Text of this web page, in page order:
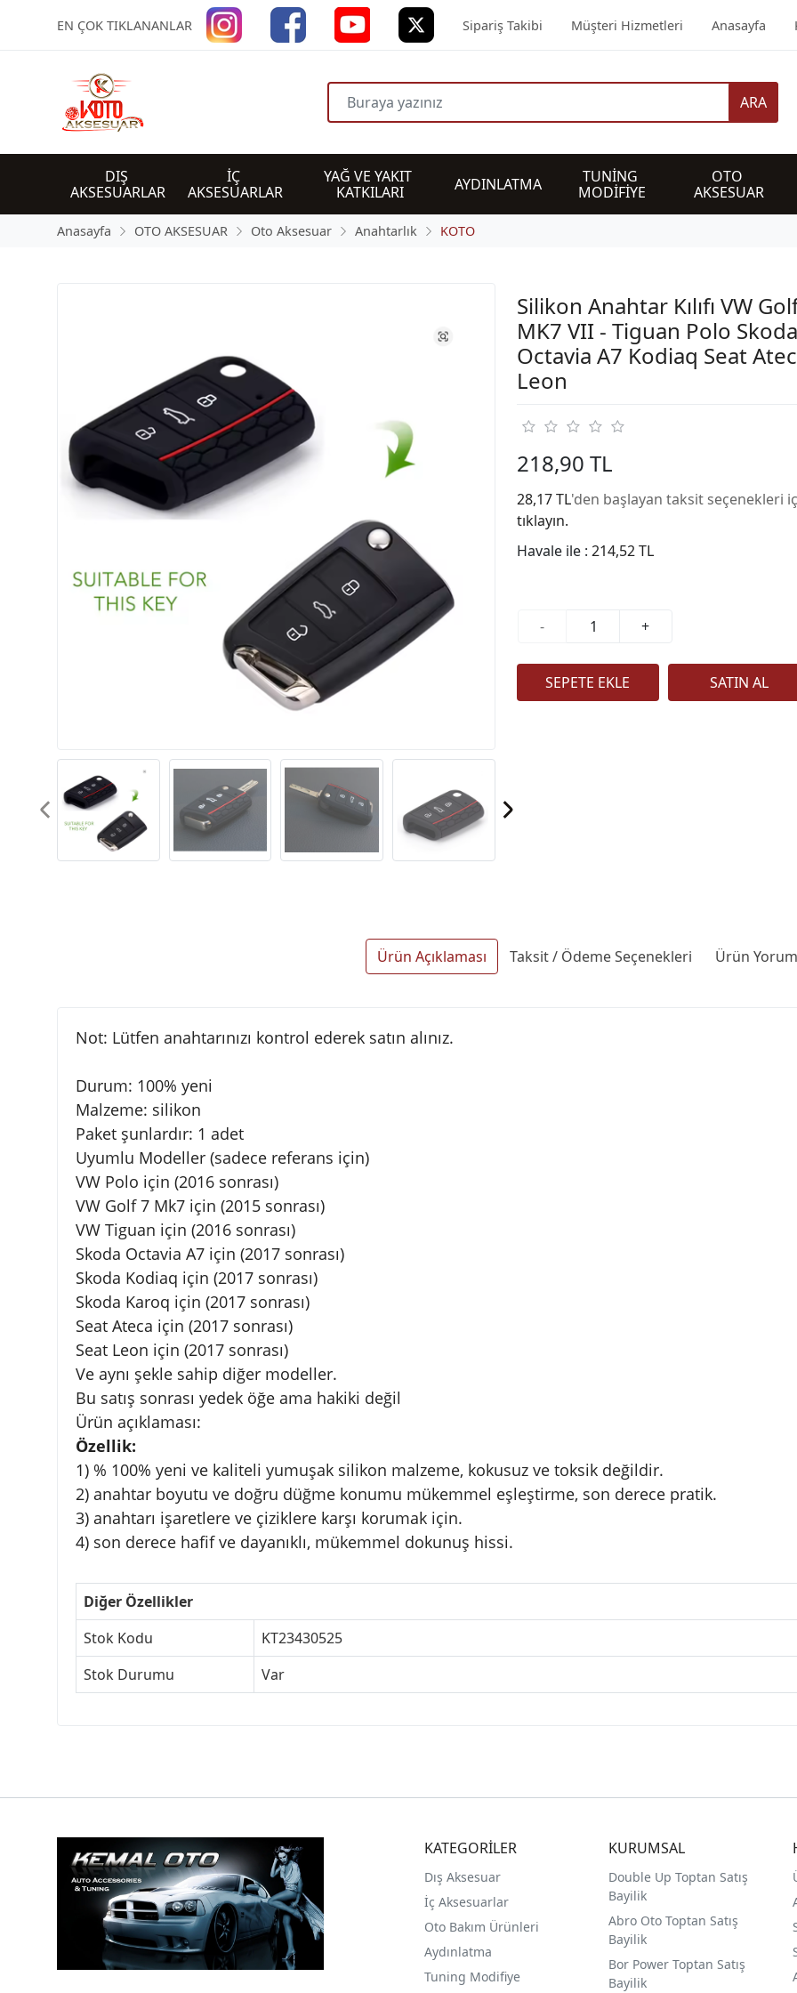
EN ÇOK TIKLANANLAR Sipariş Takibi Müşteri Hizmetleri Anasayfa
ARA
DIŞ
AKSESUARLAR
İÇ
AKSESUARLAR
YAĞ VE YAKIT
KATKILARI
AYDINLATMA
TUNİNG
MODİFİYE
OTO
AKSESUAR
Anasayfa OTO AKSESUAR Oto Aksesuar Anahtarlık KOTO
Silikon Anahtar Kılıfı VW
MK7 VII - Tiguan Polo Skoda
Octavia A7 Kodiaq Seat
Leon
218,90 TL
28,17 TL'den başlayan taksit seçenekleri
tıklayın.
Havale ile : 214,52 TL
- +
Ürün Açıklaması Taksit / Ödeme Seçenekleri Ürün
Not: Lütfen anahtarınızı kontrol ederek satın alınız.
Durum: 100% yeni
Malzeme: silikon
Paket şunlardır: 1 adet
Uyumlu Modeller (sadece referans için)
VW Polo için (2016 sonrası)
VW Golf 7 Mk7 için (2015 sonrası)
VW Tiguan için (2016 sonrası)
Skoda Octavia A7 için (2017 sonrası)
Skoda Kodiaq için (2017 sonrası)
Skoda Karoq için (2017 sonrası)
Seat Ateca için (2017 sonrası)
Seat Leon için (2017 sonrası)
Ve aynı şekle sahip diğer modeller.
Bu satış sonrası yedek öğe ama hakiki değil
Ürün açıklaması:
Özellik:
1) % 100% yeni ve kaliteli yumuşak silikon malzeme, kokusuz ve toksik değildir.
2) anahtar boyutu ve doğru düğme konumu mükemmel eşleştirme, son derece pratik.
3) anahtarı işaretlere ve çiziklere karşı korumak için.
4) son derece hafif ve dayanıklı, mükemmel dokunuş hissi.
Diğer Özellikler
Stok Kodu
KT23430525
Stok Durumu
Var
KATEGORİLER
Dış Aksesuar
İç Aksesuarlar
Oto Bakım Ürünleri
Aydınlatma
Tuning Modifiye
KURUMSAL
Double Up Toptan Satış
Bayilik
Abro Oto Toptan Satış
Bayilik
Bor Power Toptan Satış
Bayilik